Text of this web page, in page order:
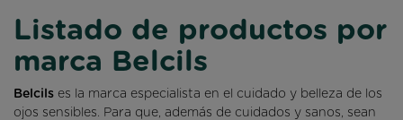
Listado de productos por
marca Belcils
Belcils es la marca especialista en el cuidado y belleza de los
ojos sensibles. Para que, además de cuidados y sanos, sean